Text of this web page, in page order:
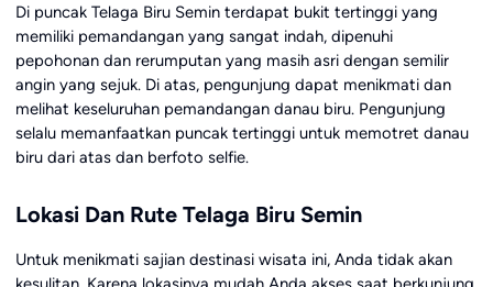
Di puncak Telaga Biru Semin terdapat bukit tertinggi yang
memiliki pemandangan yang sangat indah, dipenuhi
pepohonan dan rerumputan yang masih asri dengan semilir
angin yang sejuk. Di atas, pengunjung dapat menikmati dan
melihat keseluruhan pemandangan danau biru. Pengunjung
selalu memanfaatkan puncak tertinggi untuk memotret danau
biru dari atas dan berfoto selfie.
Lokasi Dan Rute Telaga Biru Semin
Untuk menikmati sajian destinasi wisata ini, Anda tidak akan